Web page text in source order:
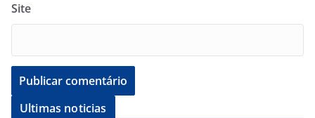
Site
Ultimas noticias